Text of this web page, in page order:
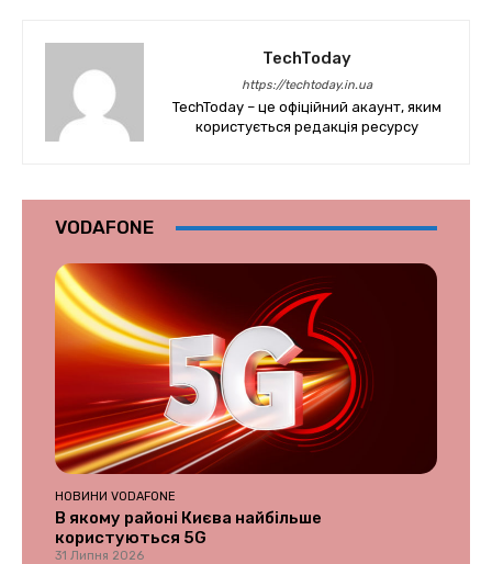
TechToday
https://techtoday.in.ua
TechToday – це офіційний акаунт, яким
користується редакція ресурсу
VODAFONE
НОВИНИ VODAFONE
В якому районі Києва найбільше
користуються 5G
31 Липня 2026